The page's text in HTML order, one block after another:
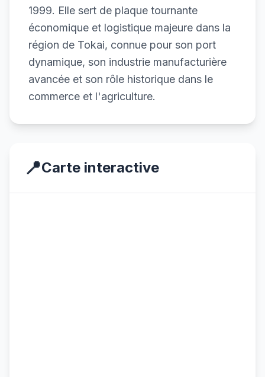
1999. Elle sert de plaque tournante
économique et logistique majeure dans la
région de Tokai, connue pour son port
dynamique, son industrie manufacturière
avancée et son rôle historique dans le
commerce et l'agriculture.
📍Carte interactive